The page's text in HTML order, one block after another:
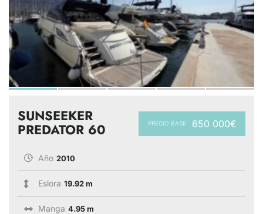
PRECIO BASE: 650 000€
SUNSEEKER
PREDATOR 60
Año 2010
Eslora 19.92 m
Manga 4.95 m